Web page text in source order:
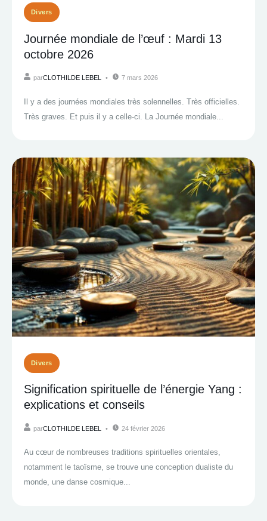
Divers
Journée mondiale de l’œuf : Mardi 13
octobre 2026
parCLOTHILDE LEBEL 7 mars 2026
Il y a des journées mondiales très solennelles. Très officielles.
Très graves. Et puis il y a celle-ci. La Journée mondiale...
Divers
Signification spirituelle de l’énergie Yang :
explications et conseils
parCLOTHILDE LEBEL 24 février 2026
Au cœur de nombreuses traditions spirituelles orientales,
notamment le taoïsme, se trouve une conception dualiste du
monde, une danse cosmique...